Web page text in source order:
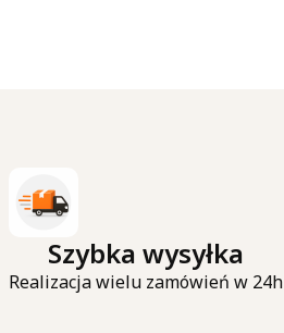
Szybka wysyłka
Realizacja wielu zamówień w 24h